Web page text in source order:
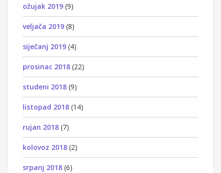
ožujak 2019 (9)
veljača 2019 (8)
siječanj 2019 (4)
prosinac 2018 (22)
studeni 2018 (9)
listopad 2018 (14)
rujan 2018 (7)
kolovoz 2018 (2)
srpanj 2018 (6)